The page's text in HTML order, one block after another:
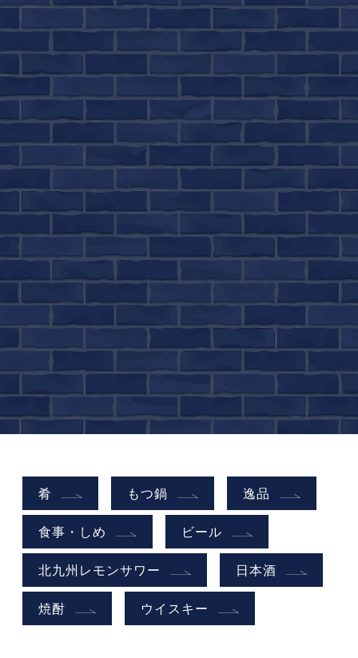
肴 もつ鍋 逸品
食事・しめ ビール
北九州レモンサワー 日本酒
焼酎 ウイスキー